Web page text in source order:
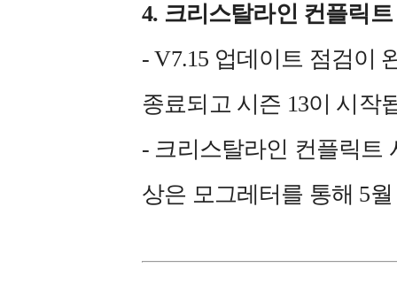
4. 크리스탈라인 컨플릭
- V7.15 업데이트 점검이
종료되고 시즌 13이 시작
- 크리스탈라인 컨플릭트
상은 모그레터를 통해 5